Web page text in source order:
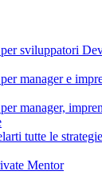
sviluppatori
manager e
manager,
tutte le
Mentor